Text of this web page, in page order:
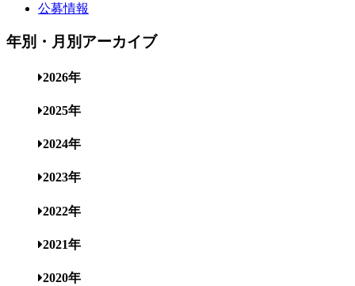
公募情報
年別・月別アーカイブ
2026年
2025年
2024年
2023年
2022年
2021年
2020年